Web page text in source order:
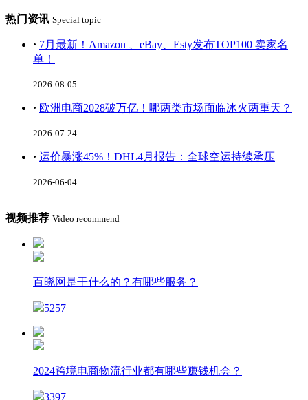
热门资讯 Special topic
· 7月最新！Amazon 、eBay、Esty发布TOP100 卖家名
单！
2026-08-05
· 欧洲电商2028破万亿！哪两类市场面临冰火两重天？
2026-07-24
· 运价暴涨45%！DHL4月报告：全球空运持续承压
2026-06-04
视频推荐 Video recommend
百晓网是干什么的？有哪些服务？
5257
2024跨境电商物流行业都有哪些赚钱机会？
3397